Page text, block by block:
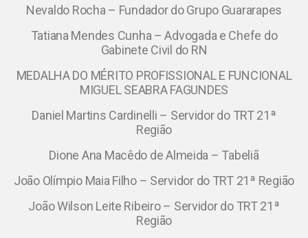
Nevaldo Rocha – Fundador do Grupo Guararapes
Tatiana Mendes Cunha – Advogada e Chefe do
Gabinete Civil do RN
MEDALHA DO MÉRITO PROFISSIONAL E FUNCIONAL
MIGUEL SEABRA FAGUNDES
Daniel Martins Cardinelli – Servidor do TRT 21ª
Região
Dione Ana Macêdo de Almeida – Tabeliã
João Olímpio Maia Filho – Servidor do TRT 21ª Região
João Wilson Leite Ribeiro – Servidor do TRT 21ª
Região